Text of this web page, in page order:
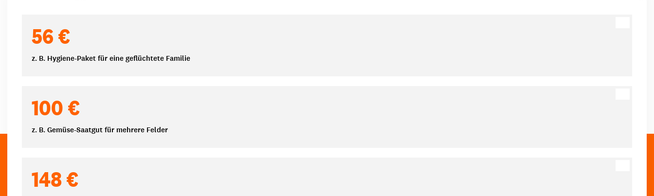
56 €
z. B. Hygiene-Paket für eine geflüchtete Familie
100 €
z. B. Gemüse-Saatgut für mehrere Felder
148 €